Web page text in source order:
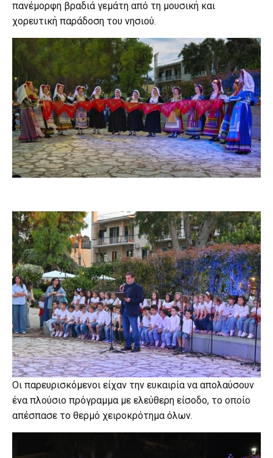
πανέμορφη βραδιά γεμάτη από τη μουσική και
χορευτική παράδοση του νησιού.
Οι παρευρισκόμενοι είχαν την ευκαιρία να απολαύσουν
ένα πλούσιο πρόγραμμα με ελεύθερη είσοδο, το οποίο
απέσπασε το θερμό χειροκρότημα όλων.